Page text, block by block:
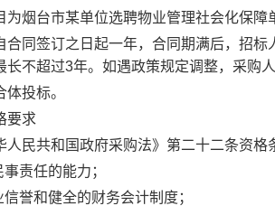
为烟台市某单位选聘物业管理社会化保
合同签订之日起一年， 合同期满后，招标
长不超过3年。如遇政策规定调整，采购
投标。
要求
人民共和国政府采购法》第二十二条资格
责任的能力；
誉和健全的财务会计制度；